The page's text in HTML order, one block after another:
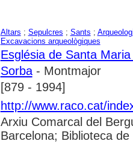
Altars ; Sepulcres ; Sants ;
Excavacions arqueològiques
Església de Santa
Sorba- Montmajor
[879 - 1994]
http://www.raco.cat/
Arxiu Comarcal del
Barcelona; Biblioteca